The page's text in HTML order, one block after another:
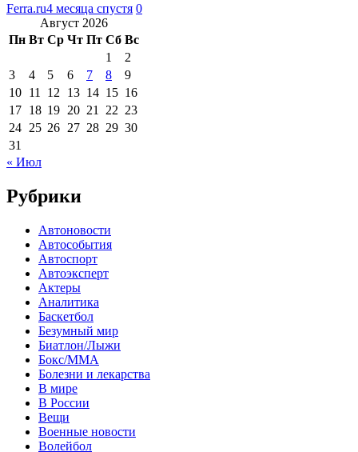
Ferra.ru4 месяца спустя 0
Август 2026
Пн Вт Ср Чт Пт Сб Вс
1
2
3
4 5 6 7 8
9
10 11 12 13 14 15 16
17 18 19 20 21 22 23
24 25 26 27 28 29 30
31
« Июл
Рубрики
Автоновости
Автособытия
Автоспорт
Автоэксперт
Актеры
Аналитика
Баскетбол
Безумный мир
Биатлон/Лыжи
Бокс/MMA
Болезни и лекарства
В мире
В России
Вещи
Военные новости
Волейбол